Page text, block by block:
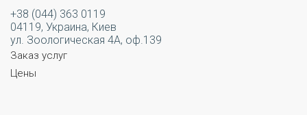
+38 (044) 363 0119
04119, Украина, Киев
ул. Зоологическая 4А, оф.139
Заказ услуг
Цены